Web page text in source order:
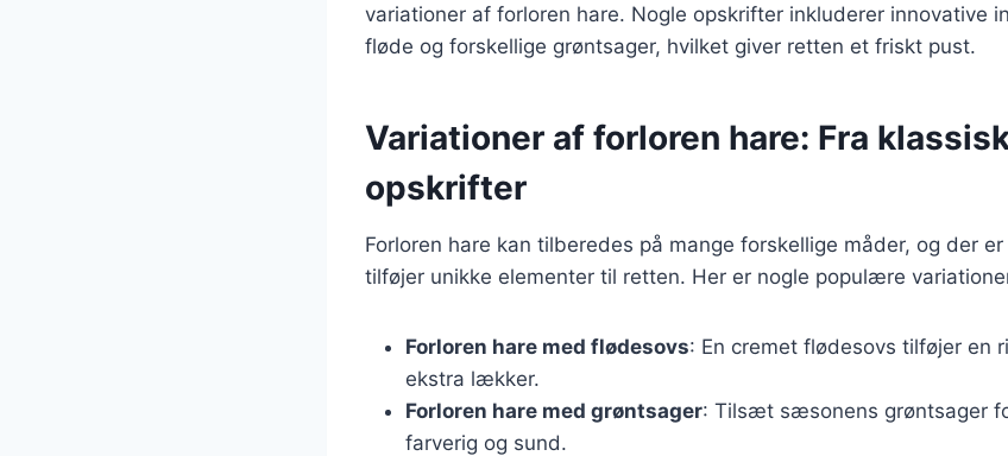
variationer af forloren hare. Nogle opskrifter inkluderer innovative
fløde og forskellige grøntsager, hvilket giver retten et friskt pust.
Variationer af forloren hare: Fra
opskrifter
Forloren hare kan tilberedes på mange forskellige måder, og der
tilføjer unikke elementer til retten. Her er nogle populære
Forloren hare med flødesovs: En cremet flødesovs tilføjer en
ekstra lækker.
Forloren hare med grøntsager: Tilsæt sæsonens grøntsager
farverig og sund.